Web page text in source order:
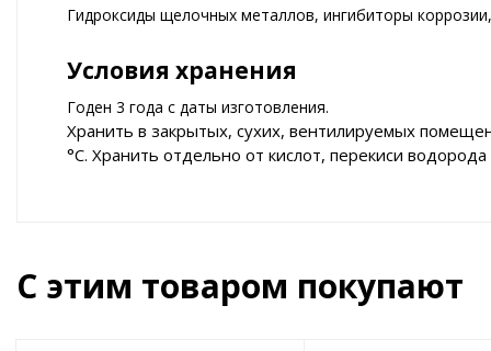
Гидроксиды щелочных металлов, ингибиторы
Условия хранения
Годен 3 года с даты изготовления.
Хранить в закрытых, сухих, вентилируемых
°С. Хранить отдельно от кислот, перекиси
С этим товаром покупают